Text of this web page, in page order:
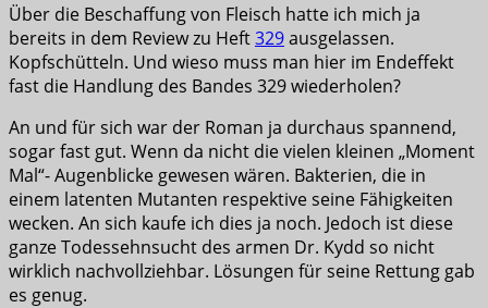
Über die Beschaffung von Fleisch hatte ich mich ja
bereits in dem Review zu Heft329ausgelassen.
Kopfschütteln. Und wieso muss man hier im Endeffekt
fast die Handlung des Bandes 329 wiederholen?
An und für sich war der Roman ja durchaus spannend,
sogar fast gut. Wenn da nicht die vielen kleinen „Moment
Mal“- Augenblicke gewesen wären. Bakterien, die in
einem latenten Mutanten respektive seine Fähigkeiten
wecken. An sich kaufe ich dies ja noch. Jedoch ist diese
ganze Todessehnsucht des armen Dr. Kydd so nicht
wirklich nachvollziehbar. Lösungen für seine Rettung gab
es genug.